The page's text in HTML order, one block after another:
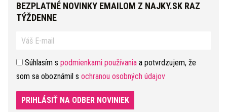
BEZPLATNÉ NOVINKY EMAILOM Z NAJKY.SK RAZ
TÝŽDENNE
Súhlasím s podmienkami používania a potvrdzujem, že
som sa oboznámil s ochranou osobných údajov
PRIHLÁSIŤ NA ODBER NOVINIEK